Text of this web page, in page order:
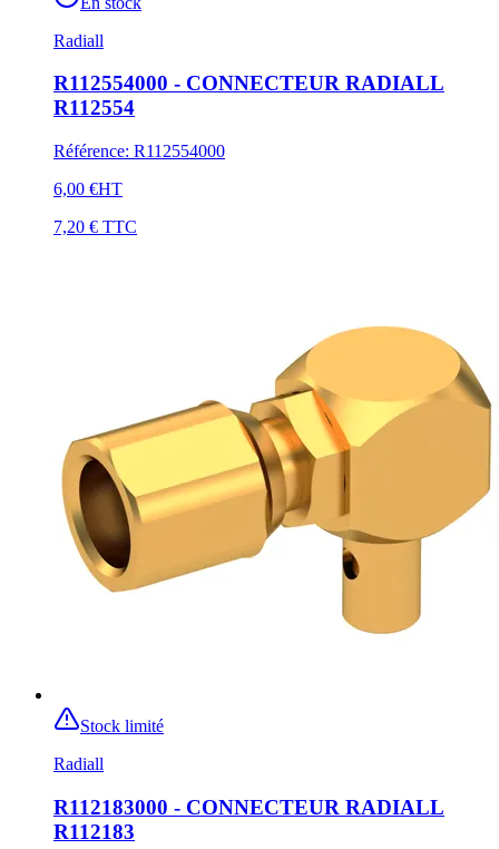
Radiall
R112554000 - CONNECTEUR RADIALL
R112554
Référence: R112554000
6,00 €HT
7,20 € TTC
Stock limité
Radiall
R112183000 - CONNECTEUR RADIALL
R112183